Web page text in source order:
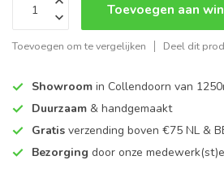
Toevoegen aan
Toevoegen om te vergelijken Deel dit
Showroom in Collendoorn van
Duurzaam & handgemaakt
Gratis verzending boven €75 NL &
Bezorging door onze